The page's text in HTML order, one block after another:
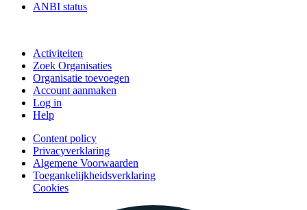
ANBI status
Activiteiten
Zoek Organisaties
Organisatie toevoegen
Account aanmaken
Log in
Help
Content policy
Privacyverklaring
Algemene Voorwaarden
Toegankelijkheidsverklaring
Cookies